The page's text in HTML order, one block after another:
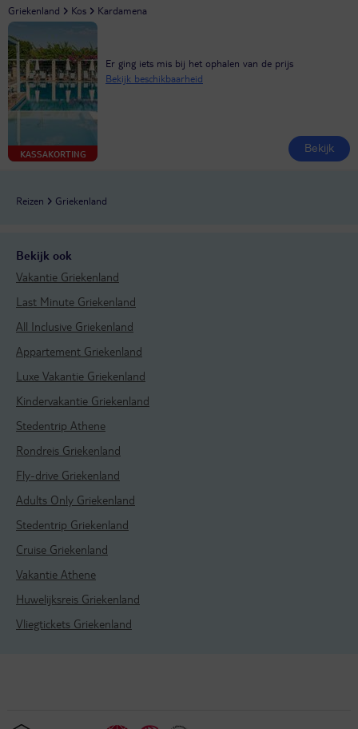
Griekenland Kos Kardamena
KASSAKORTING
Er ging iets mis bij het ophalen van de prijs
Bekijk beschikbaarheid
Bekijk
Reizen Griekenland
Bekijk ook
Vakantie Griekenland
Last Minute Griekenland
All Inclusive Griekenland
Appartement Griekenland
Luxe Vakantie Griekenland
Kindervakantie Griekenland
Stedentrip Athene
Rondreis Griekenland
Fly-drive Griekenland
Adults Only Griekenland
Stedentrip Griekenland
Cruise Griekenland
Vakantie Athene
Huwelijksreis Griekenland
Vliegtickets Griekenland